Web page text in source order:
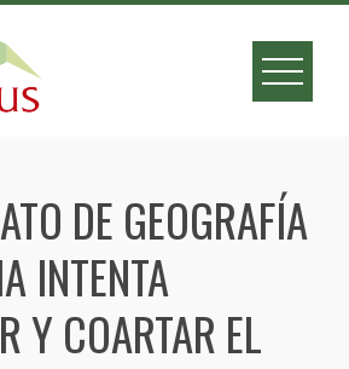
DE GEOGRAFÍA
INTENTA
Y COARTAR EL